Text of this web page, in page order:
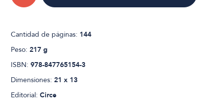
Cantidad de páginas: 144
Peso:217 g
ISBN:978-847765154-3
Dimensiones:21 x 13
Editorial:Circe